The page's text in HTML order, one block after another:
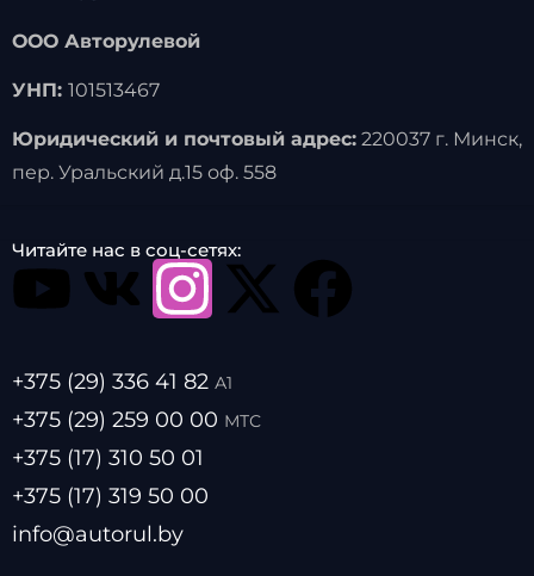
ООО Авторулевой
УНП: 101513467
Юридический и почтовый адрес:220037 г. Минск,
пер. Уральский д.15 оф. 558
Читайте нас в соц-сетях:
+375 (29) 336 41 82 А1
+375 (29) 259 00 00 МТС
+375 (17) 310 50 01
+375 (17) 319 50 00
info@autorul.by